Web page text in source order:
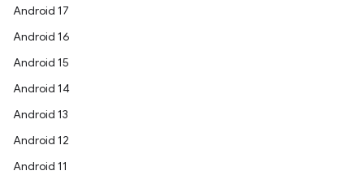
Android 17
Android 16
Android 15
Android 14
Android 13
Android 12
Android 11